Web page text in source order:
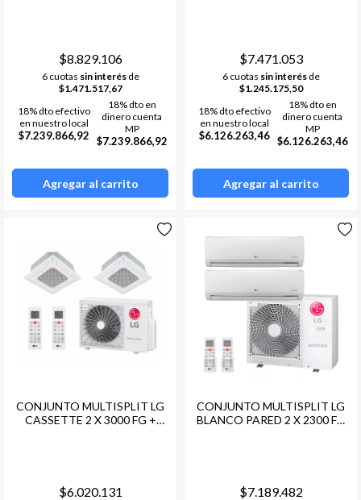
Materiales de instalacion y
accesorios aa
Fan Coil
Ver todos
$8.829.106
6 cuotas sin interésde
$1.471.517,67
18% dto efectivo
en nuestro local
$7.239.866,92
18% dto en
dinero cuenta
MP
$7.239.866,92
Agregar al carrito
$7.471.053
6 cuotas sin interésde
$1.245.175,50
18% dto efectivo
en nuestro local
$6.126.263,46
18% dto en
dinero cuenta
MP
$6.126.263,46
Agregar al carrito
CONJUNTO MULTISPLIT LG
CASSETTE 2 X 3000 FG +
$6.020.131
CONJUNTO MULTISPLIT LG
BLANCO PARED 2 X 2300 FG
$7.189.482